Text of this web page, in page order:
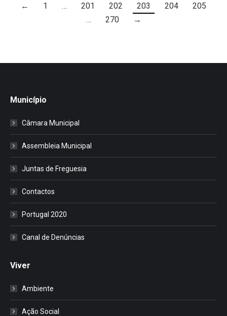
← 1 … 201 202 203 204
205
…
270 →
Município
Câmara Municipal
Assembleia Municipal
Juntas de Freguesia
Contactos
Portugal 2020
Canal de Denúncias
Viver
Ambiente
Ação Social